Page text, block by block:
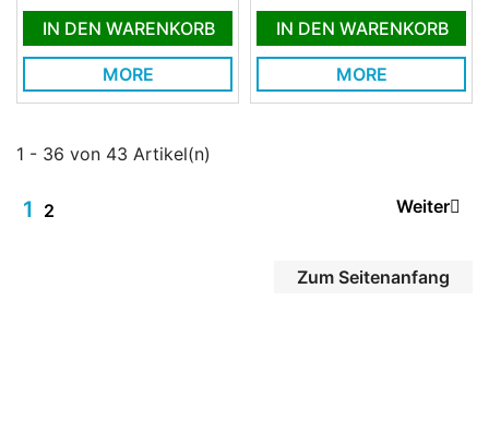
IN DEN WARENKORB
MORE
IN DEN WARENKORB
MORE
1 - 36 von 43 Artikel(n)
1 2 Weiter
Zum Seitenanfang